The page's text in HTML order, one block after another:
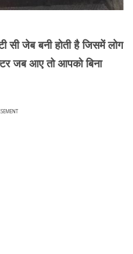
सी जेब बनी होती है जिसमें लोग
जब आए तो आपको बिना